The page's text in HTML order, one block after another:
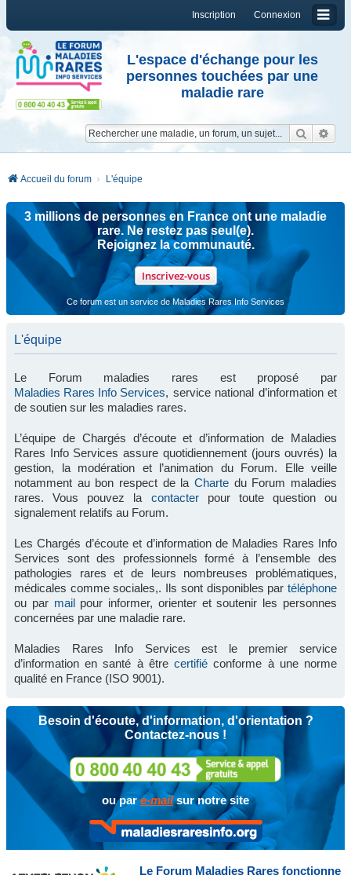
Connexion
Inscription
L'espace d'échange pour les
personnes touchées par une
maladie rare
Accueil du forum L'équipe
3 millions de personnes en France ont une maladie
rare. Ne restez pas seul(e).
Rejoignez la communauté.
Inscrivez-vous
Ce forum est un service de Maladies Rares Info Services
L'équipe
Le Forum maladies rares est proposé par
Maladies Rares Info Services, service national d’information et
de soutien sur les maladies rares.
L’équipe de Chargés d’écoute et d’information de Maladies
Rares Info Services assure quotidiennement (jours ouvrés) la
gestion, la modération et l’animation du Forum. Elle veille
notamment au bon respect de la Charte du Forum maladies
rares. Vous pouvez la contacterpour toute question ou
signalement relatifs au Forum.
Les Chargés d’écoute et d’information de Maladies Rares Info
Services sont des professionnels formé à l’ensemble des
pathologies rares et de leurs nombreuses problématiques,
médicales comme sociales,. Ils sont disponibles par téléphone
ou par mailpour informer, orienter et soutenir les personnes
concernées par une maladie rare.
Maladies Rares Info Services est le premier service
d’information en santé à êtrecertifié conforme à une norme
qualité en France (ISO 9001).
Besoin d'écoute, d'information, d'orientation ?
Contactez-nous !
ou pare-mailsur notre site
Le Forum Maladies Rares fonctionne